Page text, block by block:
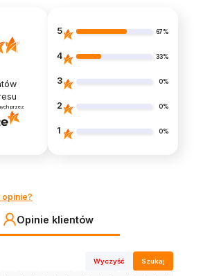
przez
5 67%
4 33%
3 0%
2 0%
1 0%
opinie?
Opinie klientów
Wyczyść Szukaj